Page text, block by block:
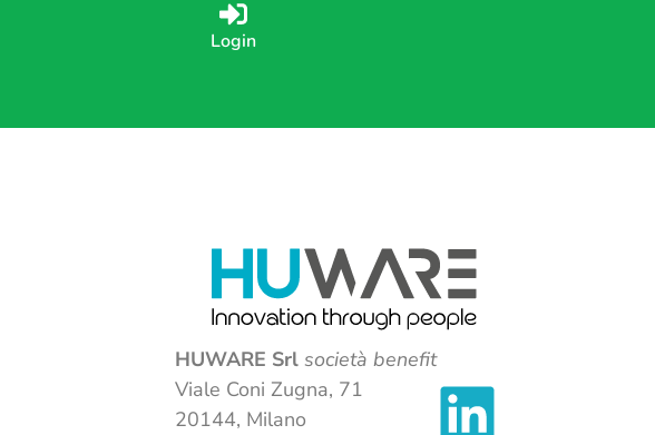
Login
HUWARE Srl società benefit
Viale Coni Zugna, 71
20144, Milano